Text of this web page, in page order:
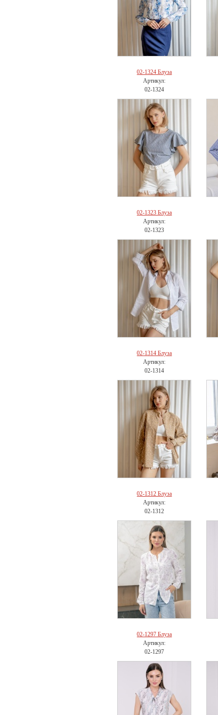
02-1324 Блуза
Артикул:
02-1324
02-1323 Блуза
Артикул:
02-1323
02-1314 Блуза
Артикул:
02-1314
02-1312 Блуза
Артикул:
02-1312
02-1297 Блуза
Артикул:
02-1297